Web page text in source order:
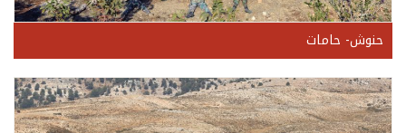
حنوش- حامات